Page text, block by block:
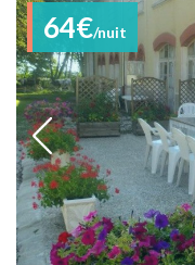
64€/nuit